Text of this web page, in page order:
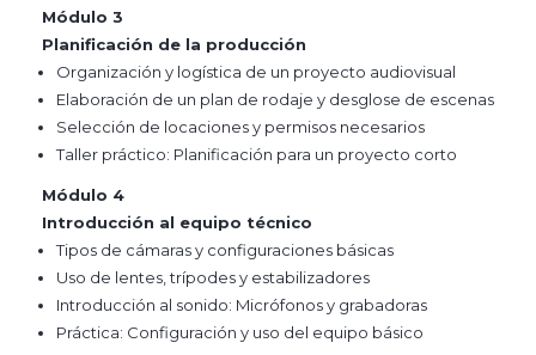
Módulo 3
Planificación de la producción
Organización y logística de un proyecto audiovisual
Elaboración de un plan de rodaje y desglose de escenas
Selección de locaciones y permisos necesarios
Taller práctico: Planificación para un proyecto corto
Módulo 4
Introducción al equipo técnico
Tipos de cámaras y configuraciones básicas
Uso de lentes, trípodes y estabilizadores
Introducción al sonido: Micrófonos y grabadoras
Práctica: Configuración y uso del equipo básico